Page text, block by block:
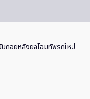
ถอยหลังยลโฉมทัพรถใหม่